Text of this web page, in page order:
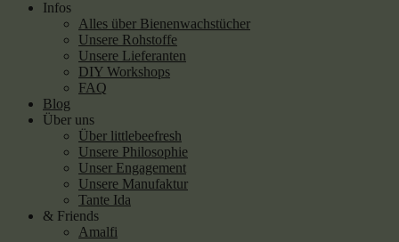
Infos
Alles über Bienenwachstücher
Unsere Rohstoffe
Unsere Lieferanten
DIY Workshops
FAQ
Blog
Über uns
Über littlebeefresh
Unsere Philosophie
Unser Engagement
Unsere Manufaktur
Tante Ida
& Friends
Amalfi